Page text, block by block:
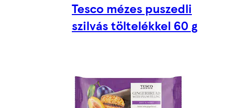
Tesco mézes puszedli
szilvás töltelékkel 60 g